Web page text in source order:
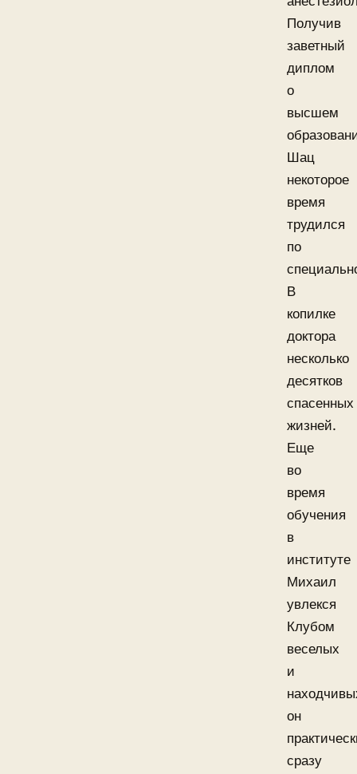
Получив
заветный
диплом
о
высшем
Шац
некоторое
время
трудился
по
В
копилке
доктора
несколько
десятков
спасенных
жизней.
Еще
во
время
обучения
в
институте
Михаил
увлекся
Клубом
веселых
и
он
сразу